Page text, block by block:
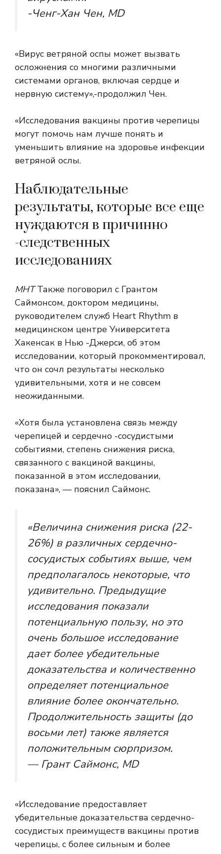
-Ченг-Хан Чен, MD
«Вирус ветряной оспы может вызвать
осложнения со многими различными
системами органов, включая сердце и
нервную систему»,-продолжил Чен.
«Исследования вакцины против черепицы
могут помочь нам лучше понять и
уменьшить влияние на здоровье инфекции
ветряной ослы.
Наблюдательные
результаты, которые все еще
нуждаются в причинно
-следственных
исследованиях
МНТТакже поговорил с Грантом
Саймонсом, доктором медицины,
руководителем служб Heart Rhythm в
медицинском центре Университета
Хакенсак в Нью -Джерси, об этом
исследовании, который прокомментировал,
что он сочл результаты несколько
удивительными, хотя и не совсем
неожиданными.
«Хотя была установлена ​​связь между
черепицей и сердечно -сосудистыми
событиями, степень снижения риска,
связанного с вакциной вакцины,
показанной в этом исследовании,
показана», — пояснил Саймонс.
«Величина снижения риска (22-
26%) в различных сердечно-
сосудистых событиях выше, чем
предполагалось некоторые, что
удивительно. Предыдущие
исследования показали
потенциальную пользу, но это
очень большое исследование
дает более убедительные
доказательства и количественно
определяет потенциальное
влияние более окончательно.
Продолжительность защиты (до
восьми лет) также является
положительным сюрпризом.
— Грант Саймонс, MD
«Исследование предоставляет
убедительные доказательства сердечно-
сосудистых преимуществ вакцины против
черепицы, с более сильным и более